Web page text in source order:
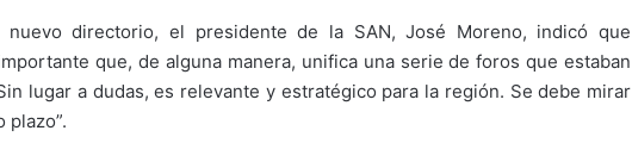
directorio, el presidente de la SAN, José Moreno, indicó que
que, de alguna manera, unifica una serie de foros que estaban
lugar a dudas, es relevante y estratégico para la región. Se debe mirar
plazo”.